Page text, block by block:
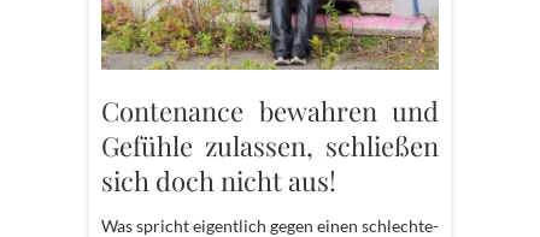
Contenance bewahren und
Gefühle zulassen, schließen
sich doch nicht aus!
Was spricht eigentlich gegen einen schlechte-